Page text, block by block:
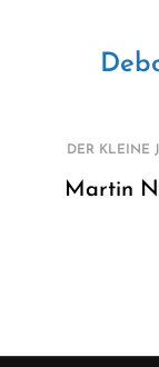
DER KLEINE
Martin